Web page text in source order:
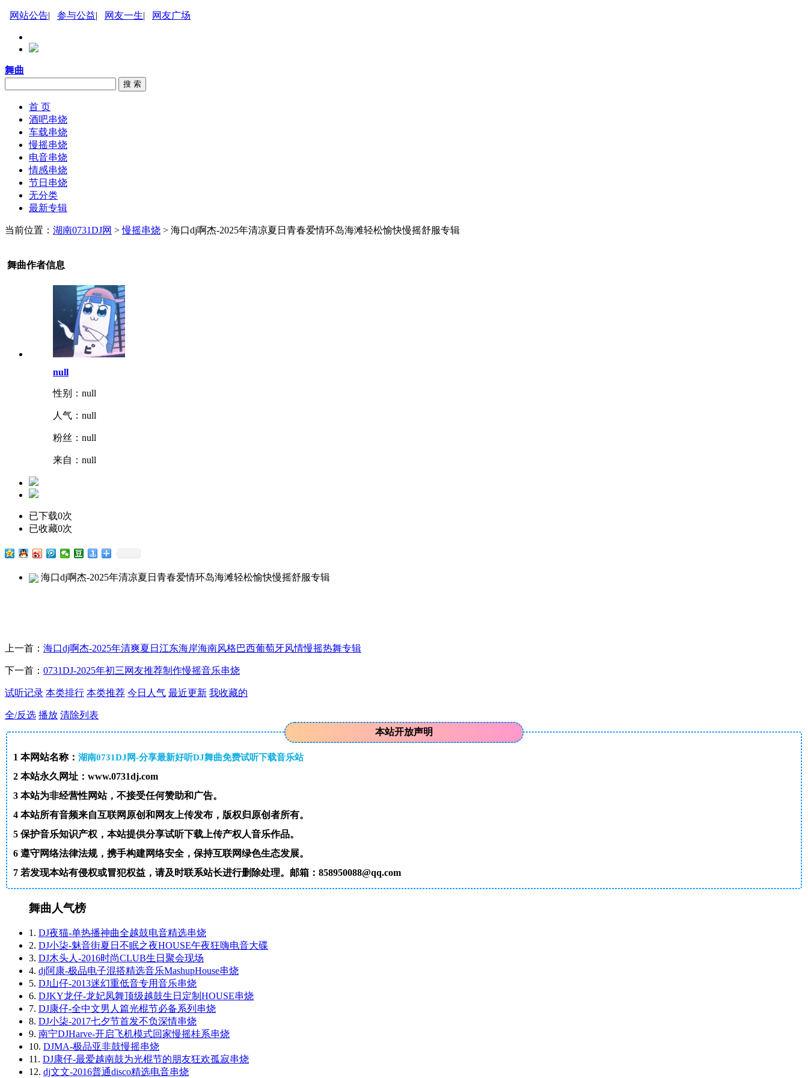
网站公告| 参与公益| 网友一生| 网友广场
舞曲
搜 索
首 页
酒吧串烧
车载串烧
慢摇串烧
电音串烧
情感串烧
节日串烧
无分类
最新专辑
当前位置： 湖南0731DJ网 >慢摇串烧 > 海口dj啊杰-2025年清凉夏日青春爱情环岛海滩轻松愉快慢摇舒服专辑
舞曲作者信息
null
性别：null
人气： null
粉丝： null
来自：null
已下载0次
已收藏0次
海口dj啊杰-2025年清凉夏日青春爱情环岛海滩轻松愉快慢摇舒服专辑
上一首： 海口dj啊杰-2025年清爽夏日江东海岸海南风格巴西葡萄牙风情慢摇热舞专辑
下一首： 0731DJ-2025年初三网友推荐制作慢摇音乐串烧
试听记录 本类排行 本类推荐 今日人气 最近更新 我收藏的
全/反选 播放 清除列表
本站开放声明
1 本网站名称： 湖南0731DJ网-分享最新好听DJ舞曲免费试听下载音乐站
2本站永久网址：www.0731dj.com
3本站为非经营性网站，不接受任何赞助和广告。
4本站所有音频来自互联网原创和网友上传发布，版权归原创者所有。
5保护音乐知识产权，本站提供分享试听下载上传产权人音乐作品。
6遵守网络法律法规，携手构建网络安全，保持互联网绿色生态发展。
7若发现本站有侵权或冒犯权益，请及时联系站长进行删除处理。邮箱：858950088@qq.com
舞曲人气榜
1. DJ夜猫-单热播神曲全越鼓电音精选串烧
2. DJ小柒-魅音街夏日不眠之夜HOUSE午夜狂嗨电音大碟
3. DJ木头人-2016时尚CLUB生日聚会现场
4. dj阿康-极品电子混搭精选音乐MashupHouse串烧
5. DJ山仔-2013迷幻重低音专用音乐串烧
6. DJKY龙仔-龙妃凤舞顶级越鼓生日定制HOUSE串烧
7. DJ康仔-全中文男人篇光棍节必备系列串烧
8. DJ小柒-2017七夕节首发不负深情串烧
9. 南宁DJHarve-开启飞机模式回家慢摇桂系串烧
10. DJMA-极品亚非鼓慢摇串烧
11. DJ康仔-最爱越南鼓为光棍节的朋友狂欢孤寂串烧
12. dj文文-2016普通disco精选电音串烧